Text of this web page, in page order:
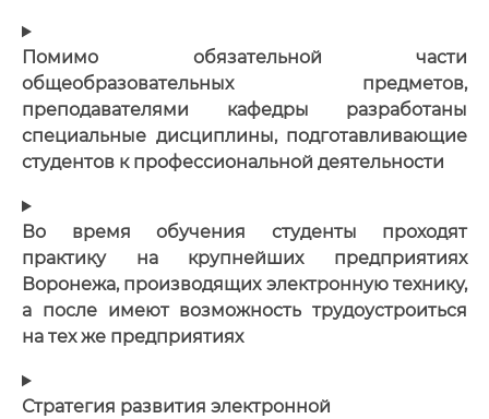
Помимо обязательной части
общеобразовательных предметов,
преподавателями кафедры разработаны
специальные дисциплины, подготавливающие
студентов к профессиональной деятельности
Во время обучения студенты проходят
практику на крупнейших предприятиях
Воронежа, производящих электронную технику,
а после имеют возможность трудоустроиться
на тех же предприятиях
Стратегия развития электронной